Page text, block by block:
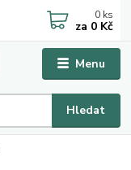
Menu
Hledat
0 ks
za 0 Kč